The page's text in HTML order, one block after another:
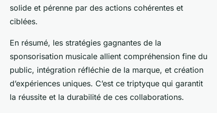
solide et pérenne par des actions cohérentes et
ciblées.
En résumé, les stratégies gagnantes de la
sponsorisation musicale allient compréhension fine du
public, intégration réfléchie de la marque, et création
d’expériences uniques. C’est ce triptyque qui garantit
la réussite et la durabilité de ces collaborations.